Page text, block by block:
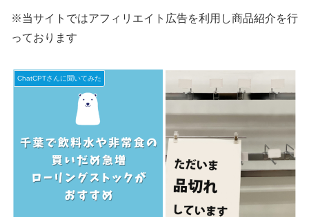
※当サイトではアフィリエイト広告を利用し商品紹介を行
っております
ChatCPTさんに聞いてみた